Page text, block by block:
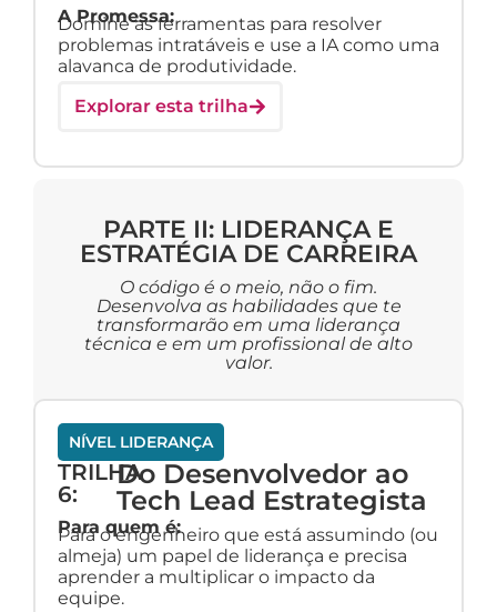
A Promessa:
Domine as ferramentas para resolver
problemas intratáveis e use a IA como uma
alavanca de produtividade.
Explorar esta trilha
PARTE II: LIDERANÇA E
ESTRATÉGIA DE CARREIRA
O código é o meio, não o fim.
Desenvolva as habilidades que te
transformarão em uma liderança
técnica e em um profissional de alto
valor.
NÍVEL LIDERANÇA
TRILHA
6:
Do Desenvolvedor ao
Tech Lead Estrategista
Para quem é:
Para o engenheiro que está assumindo (ou
almeja) um papel de liderança e precisa
aprender a multiplicar o impacto da
equipe.